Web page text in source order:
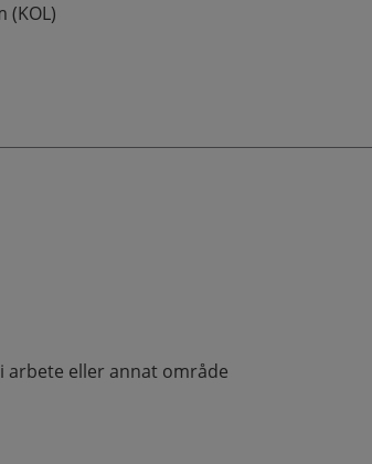
(KOL)
arbete eller annat område